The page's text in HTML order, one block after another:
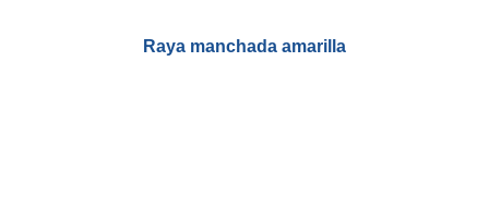
Raya manchada amarilla